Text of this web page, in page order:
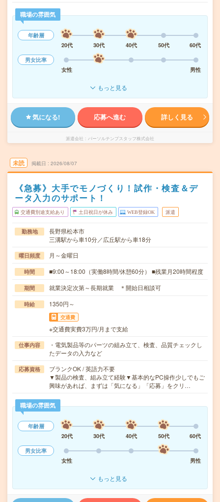
職場の雰囲気
年齢層
20代
30代 40代 50代
60代
男女比率
女性
男性
もっと見る
気になる! 応募へ進む 詳しく見る
派遣会社 パーソルテンプスタッフ株式会社
未読 掲載日 2026/08/07
《急募》大手でモノづくり！試作・検査＆デ
ータ入力のサポート！
交通費別途支給あり 土日祝日が休み WEB登録OK 派遣
勤務地
長野県松本市
三溝駅から車10分／広丘駅から車18分
曜日頻度 月～金曜日
時間 ■9:00～18:00（実働8時間/休憩60分） ■残業月20時間程度
期間 就業決定次第～長期就業 ＊開始日相談可
時給 1350円～
交通費
※交通費実費3万円/月まで支給
仕事内容
・電気製品等のパーツの組み立て、検査、品質チェックし
たデータの入力など
応募資格
ブランクOK / 英語力不要
▼製品の検査、組み立て経験▼基本的なPC操作少しでもご
興味があれば、まずは「気になる」「応募」をクリ…
職場の雰囲気
年齢層
20代
30代 40代 50代
60代
男女比率
女性
男性
もっと見る